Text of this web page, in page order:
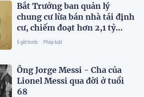
Bắt Trưởng ban quản lý
chung cư lừa bán nhà tái định
cư, chiếm đoạt hơn 2,1 tỷ
đồng
5 giờ trước Pháp luật
Ông Jorge Messi - Cha của
Lionel Messi qua đời ở tuổi
68